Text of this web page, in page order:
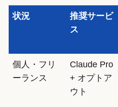
状況
推奨サービ
ス
個人・フリ
ーランス
Claude Pro
+ オプトア
ウト